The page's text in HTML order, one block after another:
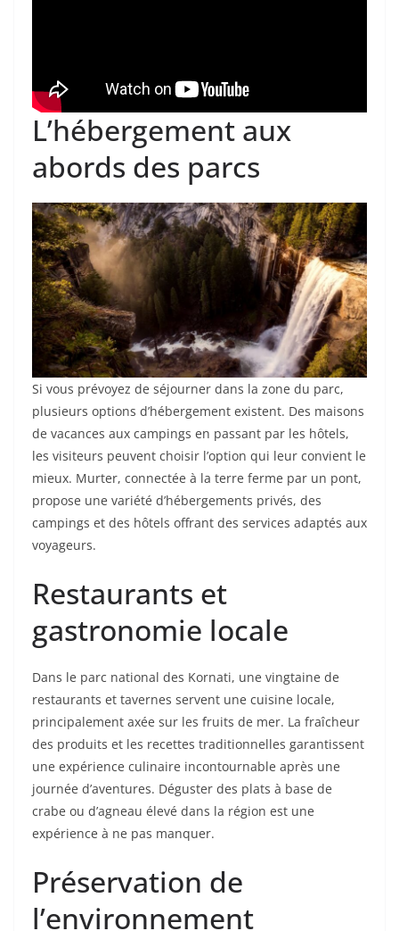
L’hébergement aux
abords des parcs
Si vous prévoyez de séjourner dans la zone du parc,
plusieurs options d’hébergement existent. Des maisons
de vacances aux campings en passant par les hôtels,
les visiteurs peuvent choisir l’option qui leur convient le
mieux. Murter, connectée à la terre ferme par un pont,
propose une variété d’hébergements privés, des
campings et des hôtels offrant des services adaptés aux
voyageurs.
Restaurants et
gastronomie locale
Dans le parc national des Kornati, une vingtaine de
restaurants et tavernes servent une cuisine locale,
principalement axée sur les fruits de mer. La fraîcheur
des produits et les recettes traditionnelles garantissent
une expérience culinaire incontournable après une
journée d’aventures. Déguster des plats à base de
crabe ou d’agneau élevé dans la région est une
expérience à ne pas manquer.
Préservation de
l’environnement